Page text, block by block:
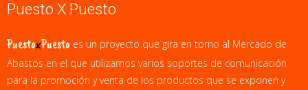
Puesto X Puesto
PuestoxPuesto es un proyecto que gira en torno al Mercado de
Abastos en el que utilizamos varios soportes de comunicación
para la promoción y venta de los productos que se exponen y